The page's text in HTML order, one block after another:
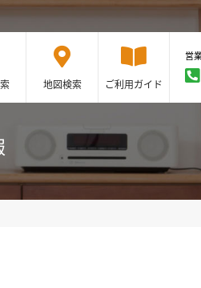
地図検索 ご利用ガイド
営